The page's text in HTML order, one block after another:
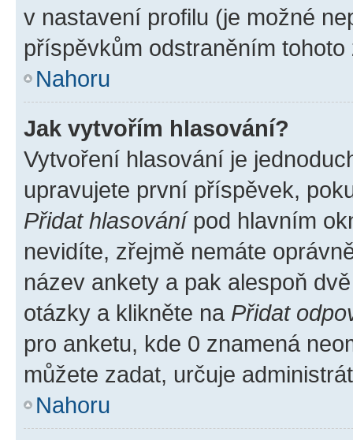
v nastavení profilu (je možné
příspěvkům odstraněním
Nahoru
Jak vytvořím hlasování?
Vytvoření hlasování je
upravujete první příspěvek,
Přidat hlasovánípod hlavním
nevidíte, zřejmě nemáte
název ankety a pak alespoň
otázky a klikněte na Přidat
pro anketu, kde 0 znamená
můžete zadat, určuje
Nahoru